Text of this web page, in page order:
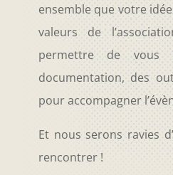
ensemble que votre
valeurs de
permettre de vous
documentation, des
pour accompagner
Et nous serons ravies
rencontrer !